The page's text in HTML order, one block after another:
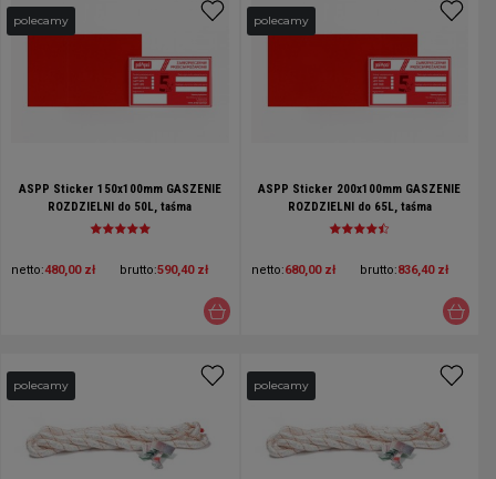
ASPP Sticker 150x100mm GASZENIE
ROZDZIELNI do 50L, taśma
ogniochronna, plaster ppoż do
netto:480,00 zł brutto:590,40 zł
polecamy
ASPP Sticker 200x100mm GASZENIE
ROZDZIELNI do 65L, taśma
ogniochronna, plaster ppoż do
netto:680,00 zł brutto:836,40 zł
polecamy
polecamy polecamy